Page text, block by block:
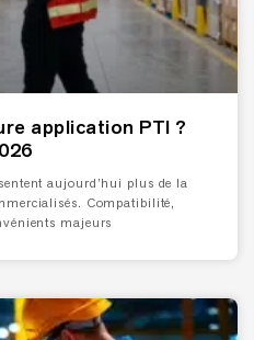
application PTI ?
aujourd’hui plus de la
Compatibilité,
majeurs